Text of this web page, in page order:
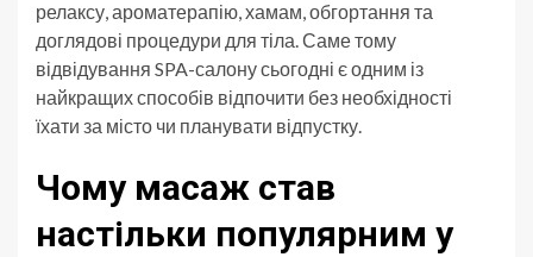
релаксу, ароматерапію, хамам, обгортання та
доглядові процедури для тіла. Саме тому
відвідування SPA-салону сьогодні є одним із
найкращих способів відпочити без необхідності
їхати за місто чи планувати відпустку.
Чому масаж став
настільки популярним у